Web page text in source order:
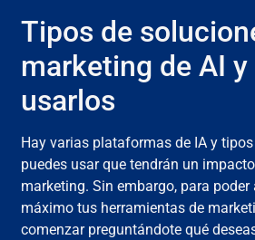
Tipos de
marketing de AI
usarlos
Hay varias plataformas de IA y
puedes usar que tendrán un
marketing. Sin embargo, para poder
máximo tus herramientas de
comenzar preguntándote qué